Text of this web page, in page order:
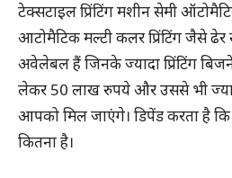
टेक्सटाइल प्रिंटिंग मशीन सेमी
आटोमैटिक मल्टी कलर प्रिंटिंग जैसे ढेर
अवेलेबल हैं जिनके ज्यादा प्रिंटिंग
लेकर 50 लाख रुपये और उससे भी
आपको मिल जाएंगे। डिपेंड करता है
कितना है।